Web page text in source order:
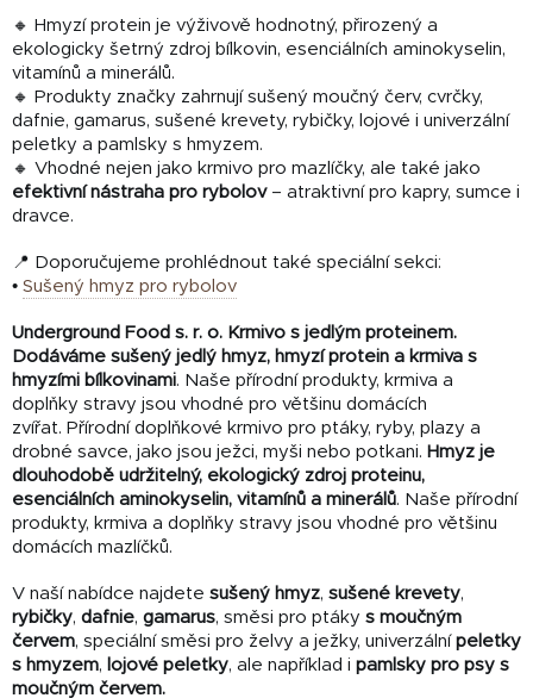
🔸 Hmyzí protein je výživově hodnotný, přirozený a
ekologicky šetrný zdroj bílkovin, esenciálních aminokyselin,
vitamínů a minerálů.
🔸 Produkty značky zahrnují sušený moučný červ, cvrčky,
dafnie, gamarus, sušené krevety, rybičky, lojové i univerzální
peletky a pamlsky s hmyzem.
🔸 Vhodné nejen jako krmivo pro mazlíčky, ale také jako
efektivní nástraha pro rybolov– atraktivní pro kapry, sumce i
dravce.
📍 Doporučujeme prohlédnout také speciální sekci:
• Sušený hmyz pro rybolov
Underground Food s. r. o. Krmivo s jedlým proteinem.
Dodáváme sušený jedlý hmyz, hmyzí protein a krmiva s
hmyzími bílkovinami. Naše přírodní produkty, krmiva a
doplňky stravy jsou vhodné pro většinu domácích
zvířat. Přírodní doplňkové krmivo pro ptáky, ryby, plazy a
drobné savce, jako jsou ježci, myši nebo potkani. Hmyz je
dlouhodobě udržitelný, ekologický zdroj proteinu,
esenciálních aminokyselin, vitamínů a minerálů. Naše přírodní
produkty, krmiva a doplňky stravy jsou vhodné pro většinu
domácích mazlíčků.
V naší nabídce najdete sušený hmyz, sušené krevety,
rybičky, dafnie, gamarus, směsi pro ptáky s moučným
červem, speciální směsi pro želvy a ježky, univerzální peletky
s hmyzem, lojové peletky, ale například i pamlsky pro psy s
moučným červem.